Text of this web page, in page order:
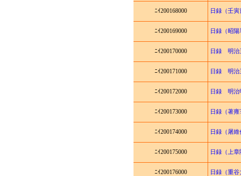
ﾆｲ200168000 日録（壬
ﾆｲ200169000 日録（昭
ﾆｲ200170000 日録 明治
ﾆｲ200171000 日録 明治
ﾆｲ200172000 日録 明治
ﾆｲ200173000 日録（著雍
ﾆｲ200174000 日録（屠維
ﾆｲ200175000 日録（上章
ﾆｲ200176000 日録（重谷